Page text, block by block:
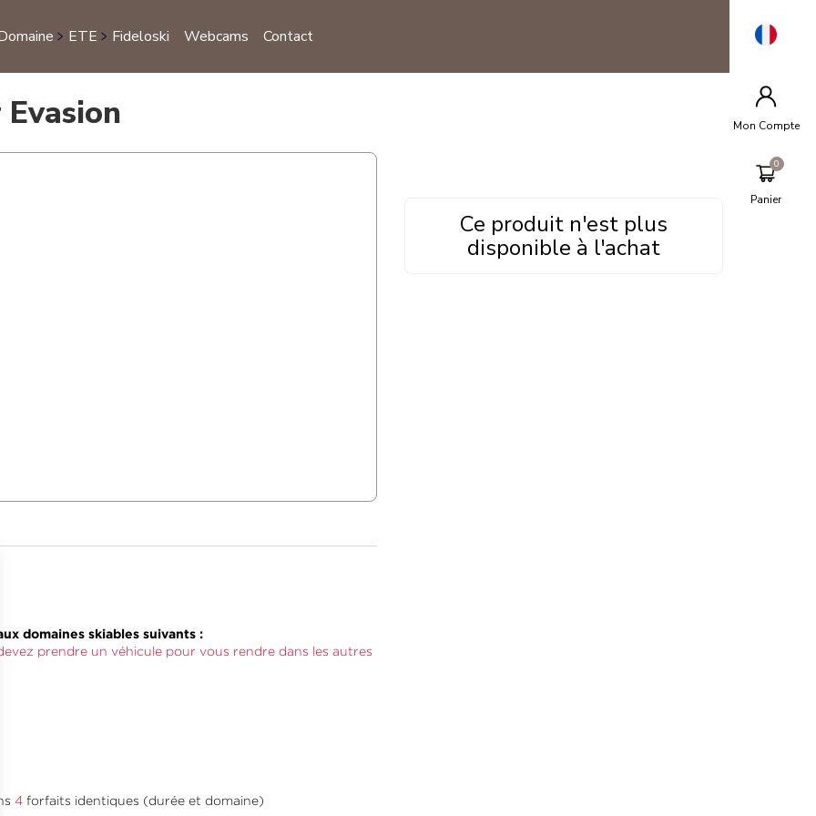
ETE Fideloski Webcams Contact
Mon Compte
Panier
Evasion
Ce produit n'est plus
disponible à l'achat
domaines skiables suivants :
prendre un véhicule pour vous rendre dans les autres
4 forfaits identiques (durée et domaine)